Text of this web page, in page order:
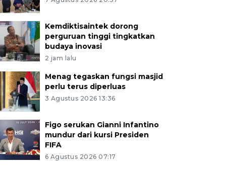
Kemdiktisaintek dorong
perguruan tinggi tingkatkan
budaya inovasi
2 jam lalu
Menag tegaskan fungsi masjid
perlu terus diperluas
3 Agustus 2026 13:36
Figo serukan Gianni Infantino
mundur dari kursi Presiden
FIFA
6 Agustus 2026 07:17